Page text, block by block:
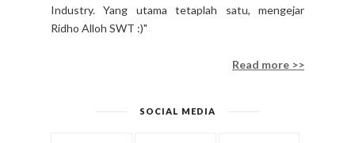
Industry. Yang utama tetaplah satu, mengejar
Ridho Alloh SWT :)"
Read more >>
SOCIAL MEDIA